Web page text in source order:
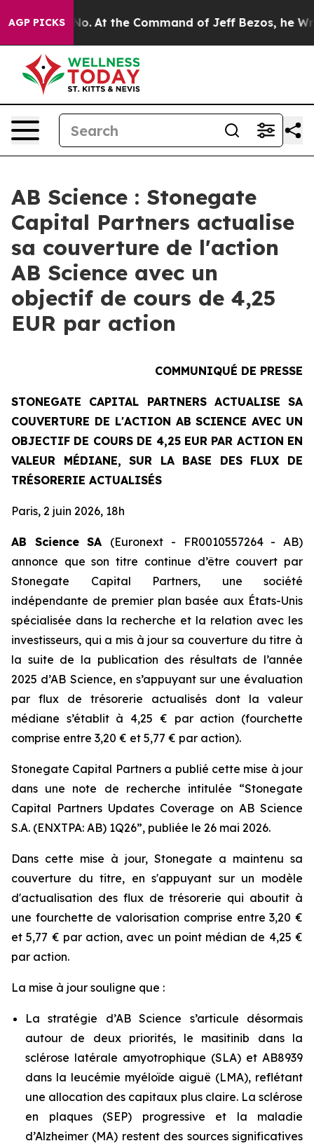
AGP PICKS
No. At the Command of Jeff Bezos, he
AB Science : Stonegate
Capital Partners actualise
sa couverture de l'action
AB Science avec un
objectif de cours de 4,25
EUR par action
COMMUNIQUÉ DE PRESSE
STONEGATE CAPITAL PARTNERS ACTUALISE SA
COUVERTURE DE L'ACTION AB SCIENCE AVEC UN
OBJECTIF DE COURS DE 4,25 EUR PAR ACTION EN
VALEUR MÉDIANE, SUR LA BASE DES FLUX DE
TRÉSORERIE ACTUALISÉS
Paris, 2 juin 2026, 18h
AB Science SA (Euronext - FR0010557264 - AB)
annonce que son titre continue d’être couvert par
Stonegate Capital Partners, une société
indépendante de premier plan basée aux États-Unis
spécialisée dans la recherche et la relation avec les
investisseurs, qui a mis à jour sa couverture du titre à
la suite de la publication des résultats de l’année
2025 d’AB Science, en s’appuyant sur une évaluation
par flux de trésorerie actualisés dont la valeur
médiane s’établit à 4,25 € par action (fourchette
comprise entre 3,20 € et 5,77 € par action).
Stonegate Capital Partners a publié cette mise à jour
dans une note de recherche intitulée “Stonegate
Capital Partners Updates Coverage on AB Science
S.A. (ENXTPA: AB) 1Q26”, publiée le 26 mai 2026.
Dans cette mise à jour, Stonegate a maintenu sa
couverture du titre, en s'appuyant sur un modèle
d'actualisation des flux de trésorerie qui aboutit à
une fourchette de valorisation comprise entre 3,20 €
et 5,77 € par action, avec un point médian de 4,25 €
par action.
La mise à jour souligne que :
La stratégie d’AB Science s’articule désormais
autour de deux priorités, le masitinib dans la
sclérose latérale amyotrophique (SLA) et AB8939
dans la leucémie myéloïde aiguë (LMA), reflétant
une allocation des capitaux plus claire. La sclérose
en plaques (SEP) progressive et la maladie
d’Alzheimer (MA) restent des sources significatives